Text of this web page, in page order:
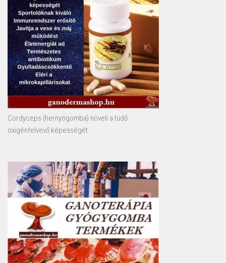
Cordyceps (hernyógomba) növeli a tüdő
oxigénfelvevő képességét